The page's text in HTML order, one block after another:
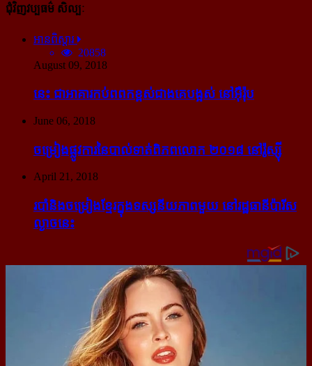
ជុំវិញវប្បធម៌ សិល្បៈ
អានពិស្ដារ
20858
August 09, 2018
នេះ ជា​អាគារ​កប់​ពពក​ខ្ពស់​ជាង​គេ​បង្អស់ នៅ​អ៊ឺរ៉ុប
June 06, 2018
ចម្រៀង​ផ្លូវការ​នៃ​បាល់ទាត់​ពិភពលោក ២០១៨ នៅ​រ៉ូស្ស៊ី
April 21, 2018
របាំ​និង​ចម្រៀង​ខ្មែរ​ក្នុង​ទស្សនីយភាព​មួយ នៅ​រដ្ឋធានី​ប៉ារីស​
ល្ងាច​នេះ